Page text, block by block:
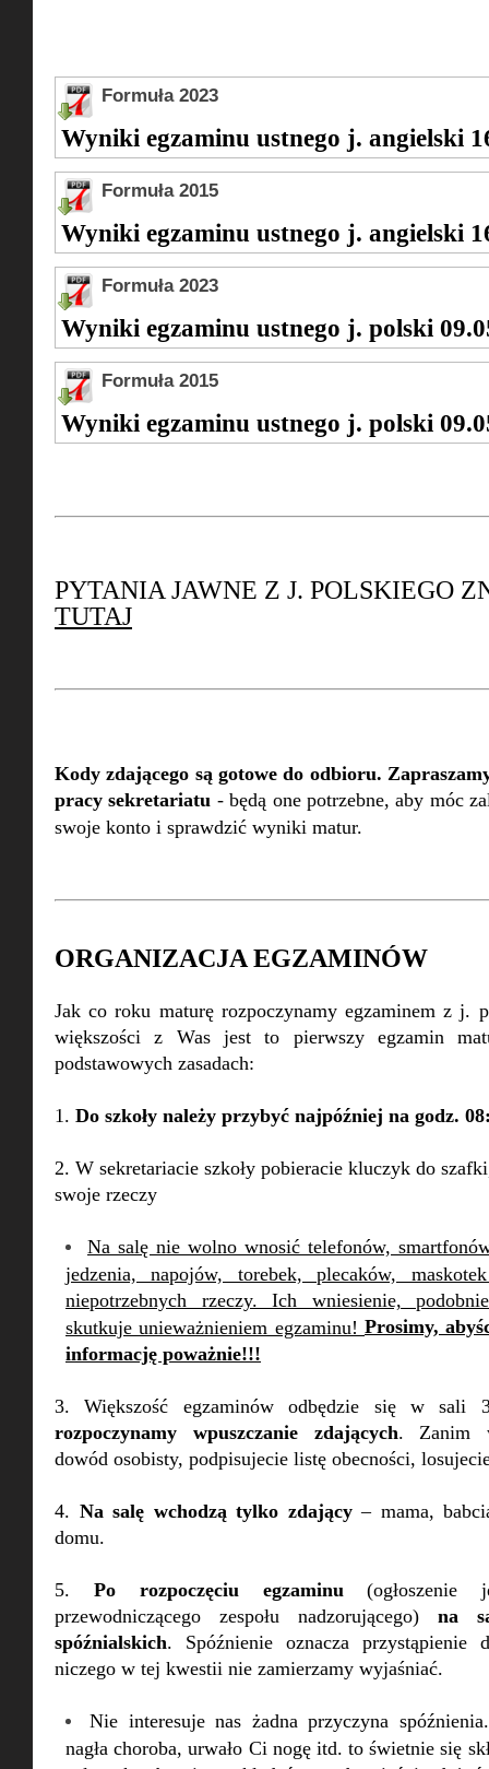
Formuła 2023
Wyniki egzaminu ustnego j. angielski
Formuła 2015
Wyniki egzaminu ustnego j. angielski
Formuła 2023
Wyniki egzaminu ustnego j. polski
Formuła 2015
Wyniki egzaminu ustnego j. polski
PYTANIA JAWNE Z J. POLSKIEGO
TUTAJ
Kody zdającego są gotowe do odbioru.
pracy sekretariatu - będą one potrzebne, aby móc
swoje konto i sprawdzić wyniki matur.
ORGANIZACJA EGZAMINÓW
Jak co roku maturę rozpoczynamy egzaminem z j.
większości z Was jest to pierwszy egzamin
podstawowych zasadach:
1. Do szkoły należy przybyć najpóźniej na godz.
2. W sekretariacie szkoły pobieracie kluczyk do
swoje rzeczy
Na salę nie wolno wnosić telefonów,
jedzenia, napojów, torebek, plecaków,
niepotrzebnych rzeczy. Ich wniesienie,
skutkuje unieważnieniem egzaminu! Prosimy,
informację poważnie!!!
3. Większość egzaminów odbędzie się w sali
rozpoczynamy wpuszczanie zdających. Zanim
dowód osobisty, podpisujecie listę obecności,
4. Na salę wchodzą tylko zdający– mama,
domu.
5. Po rozpoczęciu egzaminu(ogłoszenie
przewodniczącego zespołu nadzorującego) na
spóźnialskich. Spóźnienie oznacza
niczego w tej kwestii nie zamierzamy wyjaśniać.
Nie interesuje nas żadna przyczyna
nagła choroba, urwało Ci nogę itd. to świetnie się